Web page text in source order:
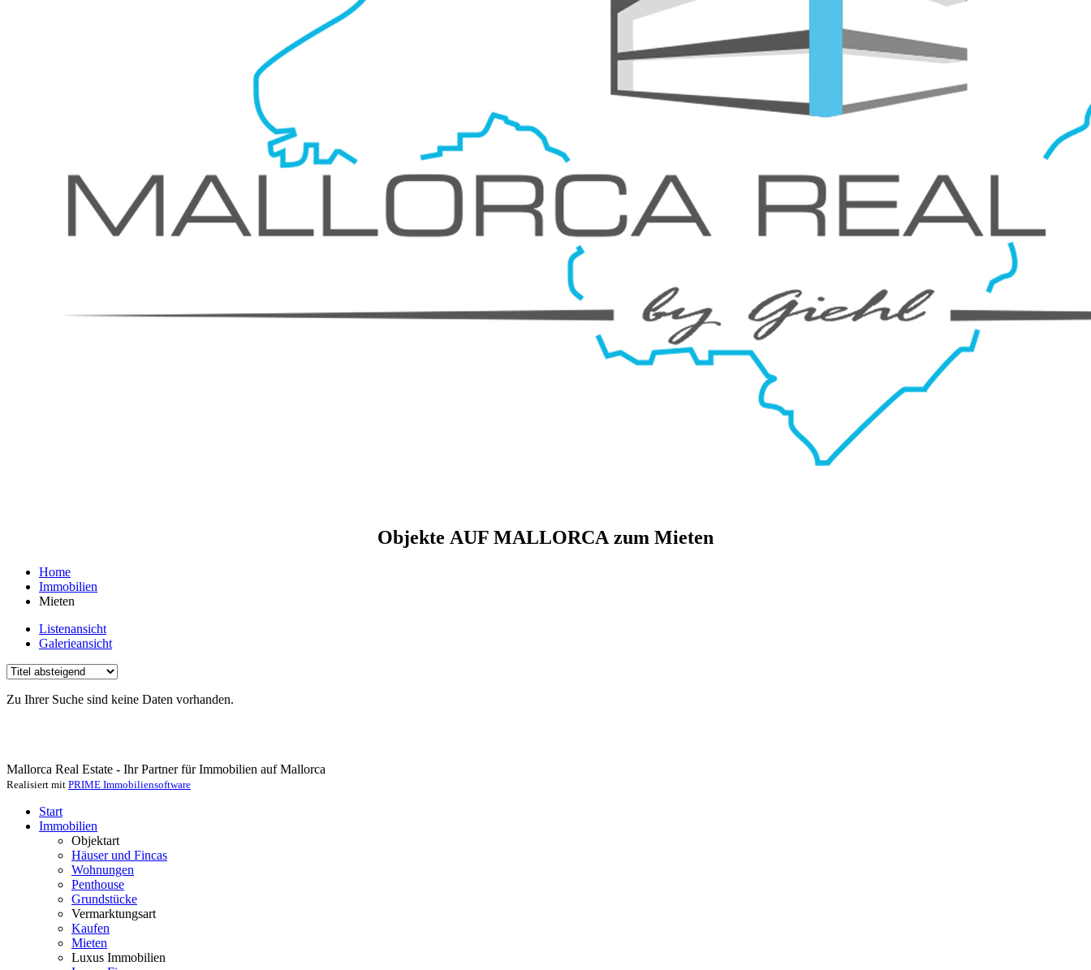
Objekte AUF MALLORCA zum Mieten
Home
Immobilien
Mieten
Listenansicht
Galerieansicht
Zu Ihrer Suche sind keine Daten vorhanden.
Mallorca Real Estate - Ihr Partner für Immobilien auf Mallorca
Realisiert mit PRIME Immobiliensoftware
Start
Immobilien
Objektart
Häuser und Fincas
Wohnungen
Penthouse
Grundstücke
Vermarktungsart
Kaufen
Mieten
Luxus Immobilien